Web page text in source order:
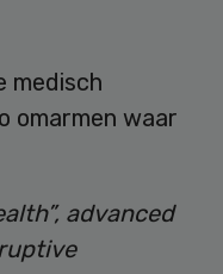
medisch
omarmen waar
advanced